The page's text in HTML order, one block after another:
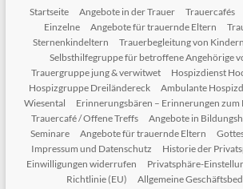
Startseite
Angebote in der Trauer Trauercafés
Einzelne
Angebote für trauernde Eltern
Sternenkindeltern
Trauerbegleitung von
Selbsthilfegruppe für betroffene Angehörige
Trauergruppe jung & verwitwet
Hospizdienst
Hospizgruppe Dreiländereck
Ambulante
Wiesental
Erinnerungsbären – Erinnerungen zum
Trauercafé / Offene Treffs
Angebote in
Seminare
Angebote für trauernde Eltern
Impressum und Datenschutz
Historie der
Einwilligungen widerrufen
Privatsphäre-
Richtlinie (EU)
Allgemeine